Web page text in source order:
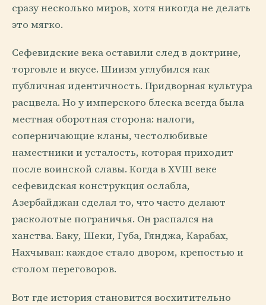
сразу несколько миров, хотя никогда не делать
это мягко.
Сефевидские века оставили след в доктрине,
торговле и вкусе. Шиизм углубился как
публичная идентичность. Придворная культура
расцвела. Но у имперского блеска всегда была
местная оборотная сторона: налоги,
соперничающие кланы, честолюбивые
наместники и усталость, которая приходит
после воинской славы. Когда в XVIII веке
сефевидская конструкция ослабла,
Азербайджан сделал то, что часто делают
расколотые пограничья. Он распался на
ханства. Баку, Шеки, Губа, Гянджа, Карабах,
Нахчыван: каждое стало двором, крепостью и
столом переговоров.
Вот где история становится восхитительно